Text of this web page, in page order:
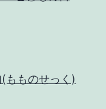
もものせっく)